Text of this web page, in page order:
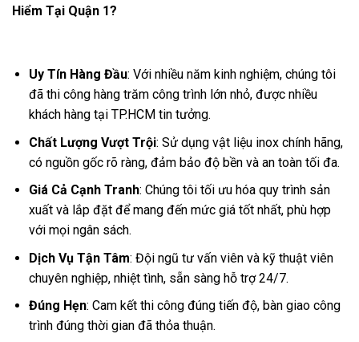
Hiểm Tại Quận 1?
Uy Tín Hàng Đầu: Với nhiều năm kinh nghiệm, chúng tôi
đã thi công hàng trăm công trình lớn nhỏ, được nhiều
khách hàng tại TP.HCM tin tưởng.
Chất Lượng Vượt Trội: Sử dụng vật liệu inox chính hãng,
có nguồn gốc rõ ràng, đảm bảo độ bền và an toàn tối đa.
Giá Cả Cạnh Tranh: Chúng tôi tối ưu hóa quy trình sản
xuất và lắp đặt để mang đến mức giá tốt nhất, phù hợp
với mọi ngân sách.
Dịch Vụ Tận Tâm: Đội ngũ tư vấn viên và kỹ thuật viên
chuyên nghiệp, nhiệt tình, sẵn sàng hỗ trợ 24/7.
Đúng Hẹn: Cam kết thi công đúng tiến độ, bàn giao công
trình đúng thời gian đã thỏa thuận.